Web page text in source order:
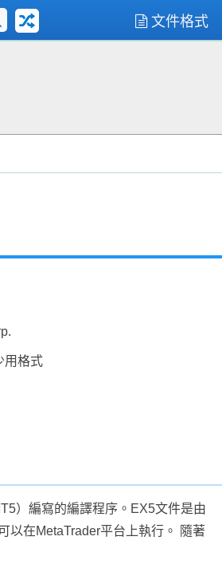
文件格式
用格式
）編寫的編譯程序。EX5文件是由
以在MetaTrader平台上執行。 隨著